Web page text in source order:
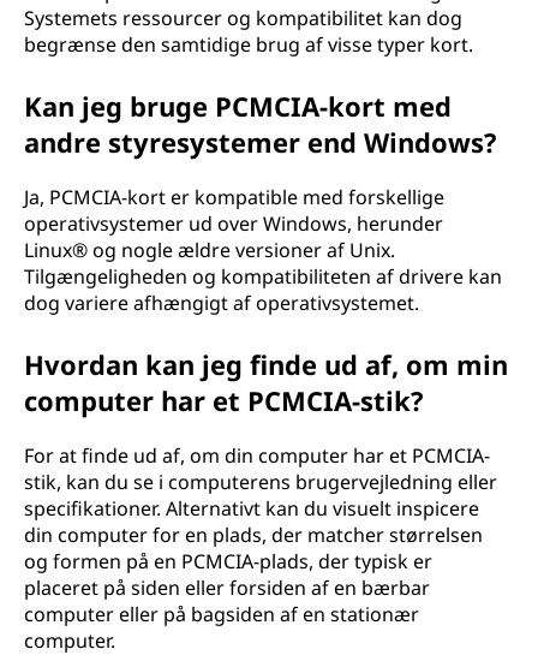
Systemets ressourcer og kompatibilitet kan dog
begrænse den samtidige brug af visse typer kort.
Kan jeg bruge PCMCIA-kort med
andre styresystemer end Windows?
Ja, PCMCIA-kort er kompatible med forskellige
operativsystemer ud over Windows, herunder
Linux® og nogle ældre versioner af Unix.
Tilgængeligheden og kompatibiliteten af drivere kan
dog variere afhængigt af operativsystemet.
Hvordan kan jeg finde ud af, om min
computer har et PCMCIA-stik?
For at finde ud af, om din computer har et PCMCIA-
stik, kan du se i computerens brugervejledning eller
specifikationer. Alternativt kan du visuelt inspicere
din computer for en plads, der matcher størrelsen
og formen på en PCMCIA-plads, der typisk er
placeret på siden eller forsiden af en bærbar
computer eller på bagsiden af en stationær
computer.